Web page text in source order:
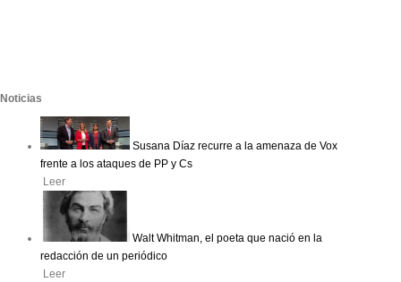
Noticias
Susana Díaz recurre a la amenaza de Vox
frente a los ataques de PP y Cs
Leer
Walt Whitman, el poeta que nació en la
redacción de un periódico
Leer